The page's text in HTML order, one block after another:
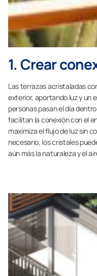
1. Crear
Las terrazas acristaladas
exterior, aportando luz y un
personas pasan el día
facilitan la conexión con el
maximiza el flujo de luz sin
necesario, los cristales
aún más la naturaleza y el